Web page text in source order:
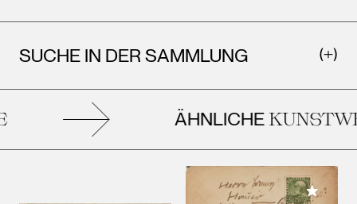
SUCHE IN DER SAMMLUNG
ÄHNLICHE
Meiner